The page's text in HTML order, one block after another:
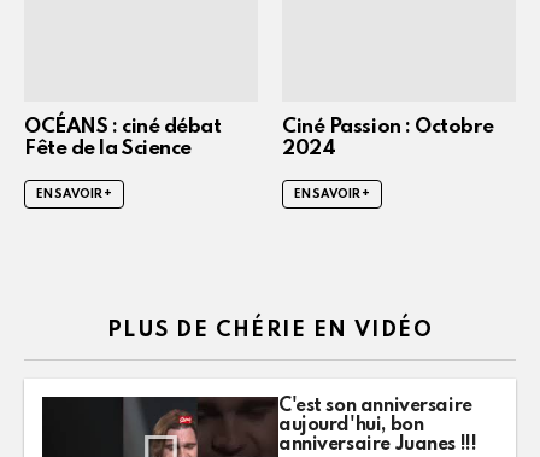
OCÉANS : ciné débat
Fête de la Science
EN SAVOIR +
Ciné Passion : Octobre
2024
EN SAVOIR +
PLUS DE CHÉRIE EN VIDÉO
C'est son anniversaire
aujourd'hui, bon
anniversaire Juanes !!!